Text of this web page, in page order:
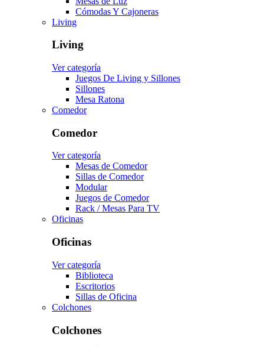
Cómodas Y Cajoneras
Living
Living
Ver categoría
Juegos De Living y Sillones
Sillones
Mesa Ratona
Comedor
Comedor
Ver categoría
Mesas de Comedor
Sillas de Comedor
Modular
Juegos de Comedor
Rack / Mesas Para TV
Oficinas
Oficinas
Ver categoría
Biblioteca
Escritorios
Sillas de Oficina
Colchones
Colchones